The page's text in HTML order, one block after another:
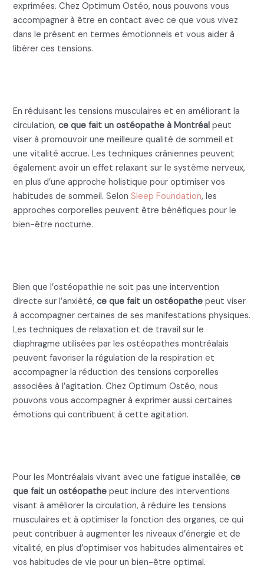
exprimées. Chez Optimum Ostéo, nous pouvons vous
accompagner à être en contact avec ce que vous vivez
dans le présent en termes émotionnels et vous aider à
libérer ces tensions.
En réduisant les tensions musculaires et en améliorant la
circulation,ce que fait un ostéopathe à Montréal peut
viser à promouvoir une meilleure qualité de sommeil et
une vitalité accrue. Les techniques crâniennes peuvent
également avoir un effet relaxant sur le système nerveux,
en plus d’une approche holistique pour optimiser vos
habitudes de sommeil. Selon Sleep Foundation, les
approches corporelles peuvent être bénéfiques pour le
bien-être nocturne.
Bien que l’ostéopathie ne soit pas une intervention
directe sur l’anxiété,ce que fait un ostéopathe peut viser
à accompagner certaines de ses manifestations physiques.
Les techniques de relaxation et de travail sur le
diaphragme utilisées par les ostéopathes montréalais
peuvent favoriser la régulation de la respiration et
accompagner la réduction des tensions corporelles
associées à l’agitation. Chez Optimum Ostéo, nous
pouvons vous accompagner à exprimer aussi certaines
émotions qui contribuent à cette agitation.
Pour les Montréalais vivant avec une fatigue installée,ce
que fait un ostéopathe peut inclure des interventions
visant à améliorer la circulation, à réduire les tensions
musculaires et à optimiser la fonction des organes, ce qui
peut contribuer à augmenter les niveaux d’énergie et de
vitalité, en plus d’optimiser vos habitudes alimentaires et
vos habitudes de vie pour un bien-être optimal.